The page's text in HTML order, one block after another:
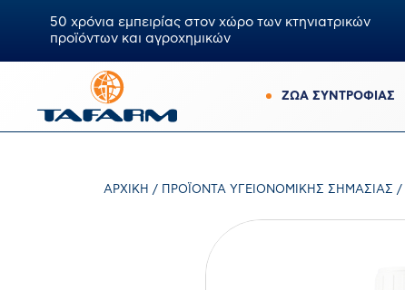
50 χρόνια εμπειρίας στον χώρο των κτηνιατρικών
προϊόντων και αγροχημικών
ΖΩΑ ΣΥΝΤΡΟΦΙΑΣ
ΑΡΧΙΚΉ / ΠΡΟΪΌΝΤΑ ΥΓΕΙΟΝΟΜΙΚΉΣ ΣΗΜΑΣΊΑΣ /